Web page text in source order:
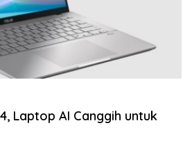
Laptop AI Canggih untuk